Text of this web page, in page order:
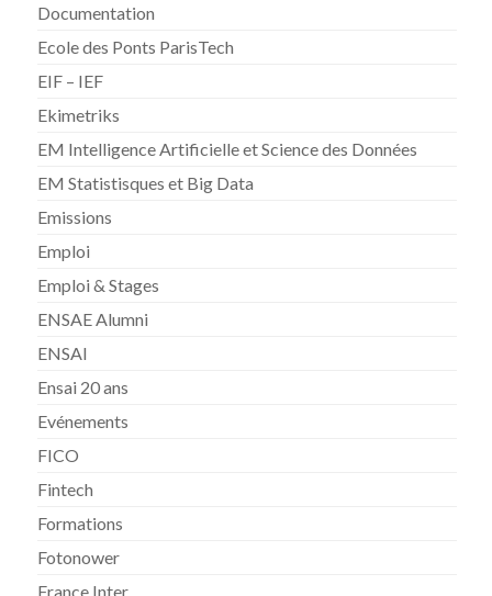
Documentation
Ecole des Ponts ParisTech
EIF – IEF
Ekimetriks
EM Intelligence Artificielle et Science des Données
EM Statistisques et Big Data
Emissions
Emploi
Emploi & Stages
ENSAE Alumni
ENSAI
Ensai 20 ans
Evénements
FICO
Fintech
Formations
Fotonower
France Inter